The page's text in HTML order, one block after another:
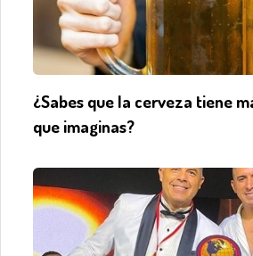
¿Sabes que la cerveza tiene
que imaginas?